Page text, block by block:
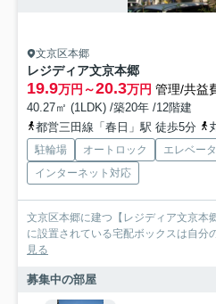
文京区本郷
レジディア文京本郷
19.9万円～20.3万円 管理/共益
40.27㎡ (1LDK) /築20年 /12階建
都営三田線「春日」駅 徒歩5分
駐輪場 オートロック エレベー
インターネット対応
文京区本郷に建つ【レジディア文京本
に設置されている宅配ボックスは自分
見る
募集中の部屋